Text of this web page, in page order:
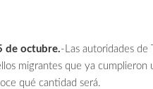
de octubre.-Las autoridades de
migrantes que ya
qué cantidad será.